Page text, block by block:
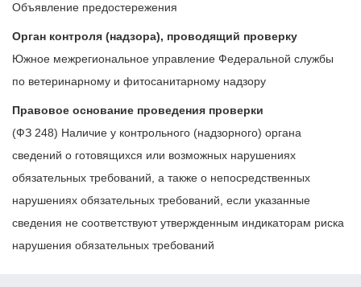
Объявление предостережения
Орган контроля (надзора), проводящий проверку
Южное межрегиональное управление Федеральной службы
по ветеринарному и фитосанитарному надзору
Правовое основание проведения проверки
(ФЗ 248) Наличие у контрольного (надзорного) органа
сведений о готовящихся или возможных нарушениях
обязательных требований, а также о непосредственных
нарушениях обязательных требований, если указанные
сведения не соответствуют утвержденным индикаторам риска
нарушения обязательных требований